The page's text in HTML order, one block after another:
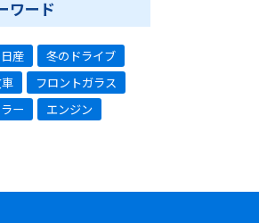
ワード
日産
冬のドライブ
フロントガラス
ー エンジン